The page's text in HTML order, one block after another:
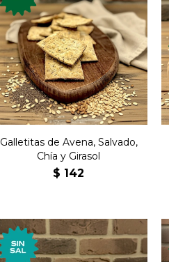
Galletas premium,
veganas, con variedad de
semillas y cereales.
Nuevos sabores,
elaboradas
artesanalmente.
Galletitas de Avena, Salvado,
Chía y Girasol
$ 142